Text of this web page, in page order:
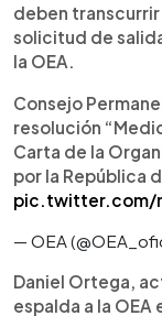
deben
solicitud de
la OEA.
Consejo
resolución
Carta de la
por la República
pic.twitter.com/
— OEA
Daniel Ortega,
espalda a la